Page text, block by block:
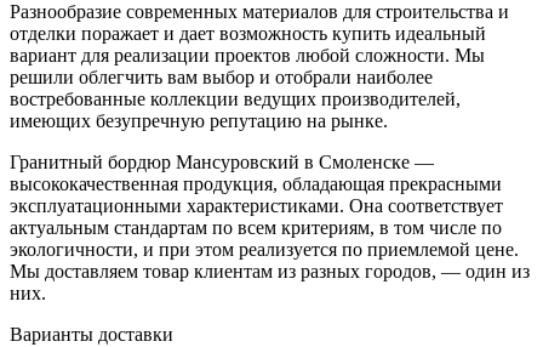
Разнообразие современных материалов для строительства и
отделки поражает и дает возможность купить идеальный
вариант для реализации проектов любой сложности. Мы
решили облегчить вам выбор и отобрали наиболее
востребованные коллекции ведущих производителей,
имеющих безупречную репутацию на рынке.
Гранитный бордюр Мансуровский в Смоленске —
высококачественная продукция, обладающая прекрасными
эксплуатационными характеристиками. Она соответствует
актуальным стандартам по всем критериям, в том числе по
экологичности, и при этом реализуется по приемлемой цене.
Мы доставляем товар клиентам из разных городов, — один из
них.
Варианты доставки